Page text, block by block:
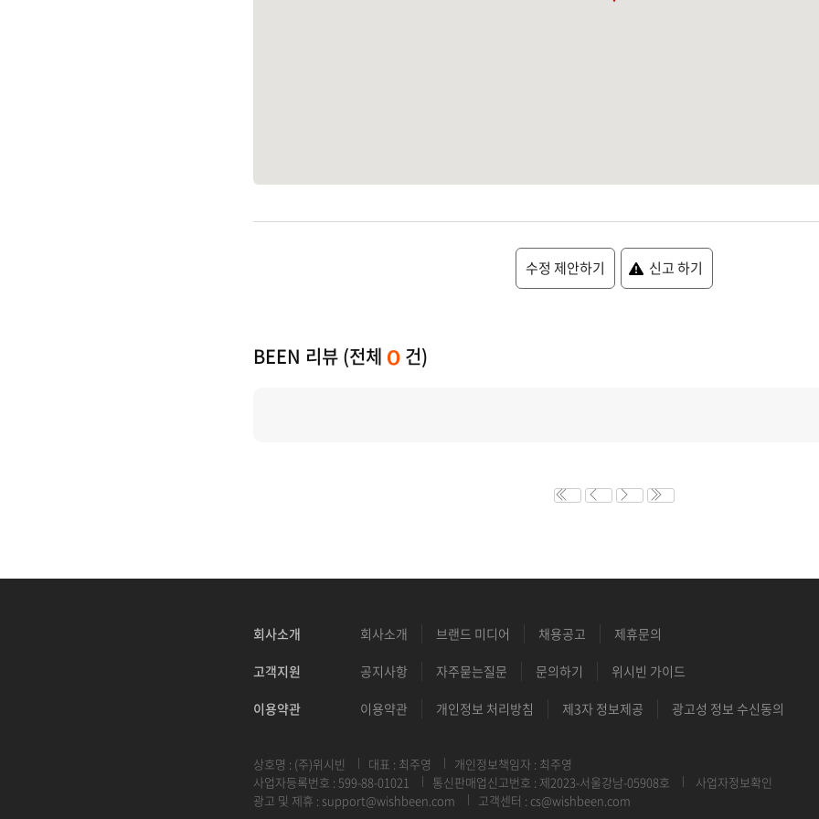
수정 제안하기 신고 하기
BEEN 리뷰 (전체 0 건)
회사소개 회사소개 브랜드 미디어 채용공고 제휴문의
고객지원 공지사항 자주묻는질문 문의하기 위시빈 가이드
이용약관 이용약관 개인정보 처리방침 제3자 정보제공 광고성 정보 수신동의
상호명 : (주)위시빈 대표 : 최주영
개인정보책임자 : 최주영
사업자등록번호 : 599-88-01021
통신판매업신고번호 : 제2023-서울강남-05908호
사업자정보확인
광고 및 제휴 : support@wishbeen.com 고객센터 : cs@wishbeen.com